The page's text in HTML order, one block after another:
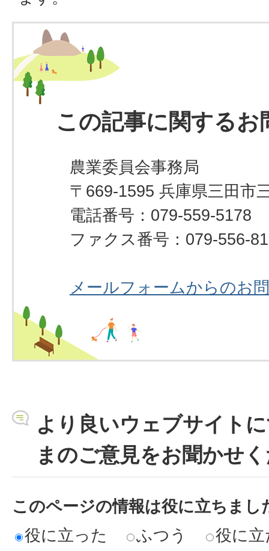
この記事に関するお
農業委員会事務局
〒669-1595 兵庫県三田市
電話番号：079-559-5178
ファクス番号：079-556-
メールフォームからのお
より良いウェブサイト
まのご意見をお聞かせ
このページの情報は役に立ちまし
役に立った
ふつう 役に